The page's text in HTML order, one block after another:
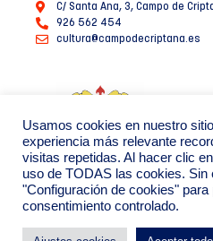
C/ Santa Ana, 3, Campo de
926 562 454
cultura@campodecriptana.es
Ayuntamiento de
Política de Privacidad de datos Política
Usamos cookies en nuestro
experiencia más relevante
visitas repetidas. Al hacer clic
uso de TODAS las cookies. Sin
"Configuración de cookies" para
consentimiento controlado.